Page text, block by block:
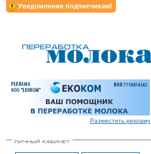
Уведомление подписчикам!
Разместить рекламу